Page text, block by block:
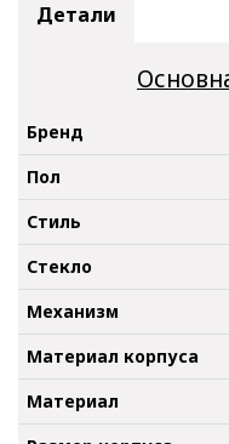
Детали
Бренд
Пол
Стиль
Стекло
Механизм
Материал корпуса
Материал